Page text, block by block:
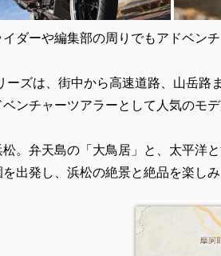
ダーや編集部の周りでもアドベン
ーズは、街中から高速道路、山岳路
ンチャーツアラーとして人気のモ
。弁天島の「大鳥居」と、太平洋
出発し、浜松の絶景と絶品を楽し